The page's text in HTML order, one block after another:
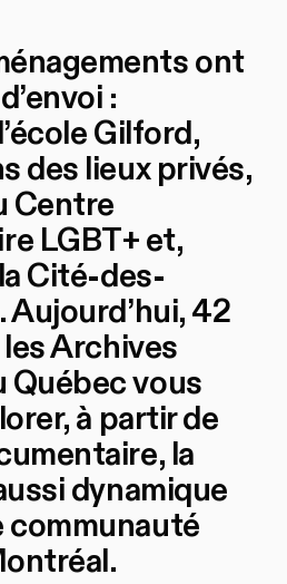
ont
:
Gilford,
des lieux privés,
Centre
LGBT+ et,
Cité-des-
42
Archives
Québec vous
à partir de
la
dynamique
communauté